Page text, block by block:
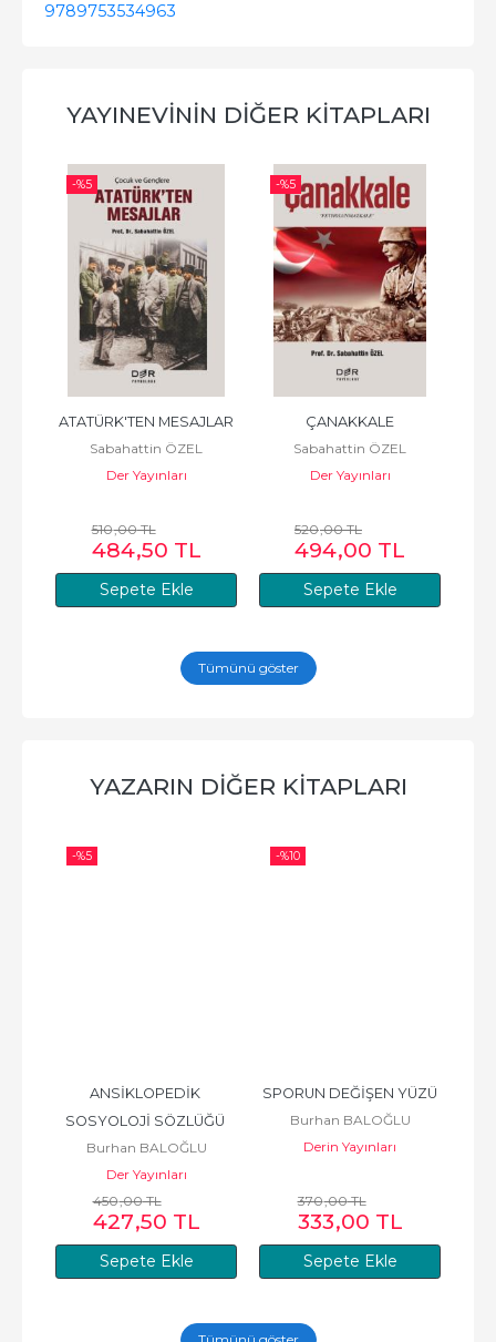
9789753534963
YAYINEVININ DIĞER KITAPLARI
-%5
Sepete Ekle
ATATÜRK'TEN MESAJLAR
Sabahattin ÖZEL
Der Yayınları
510,00TL
484,50 TL
-%5
Sepete Ekle
ÇANAKKALE
Sabahattin ÖZEL
Der Yayınları
520,00TL
494,00 TL
Tümünü göster
YAZARIN DIĞER KITAPLARI
-%5
Sepete Ekle
ANSİKLOPEDİK
SOSYOLOJİ SÖZLÜĞÜ
(KAVRAMLAR)
Burhan BALOĞLU
Der Yayınları
450,00TL
427,50 TL
-%10
Sepete Ekle
SPORUN DEĞİŞEN YÜZÜ
Burhan BALOĞLU
Derin Yayınları
370,00TL
333,00 TL